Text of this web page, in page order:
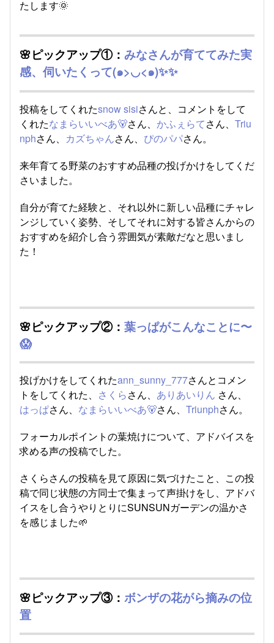
たします🌞
🌸ピックアップ①： みなさんが育ててみた実
感、伺いたくって(๑>◡<๑)✨✨
投稿をしてくれたsnow sisiさんと、コメントをして
くれたなまらいいべあ🐻さん、 かふぇらてさん、 Triu
nphさん、 カズちゃんさん、 ぴのパパさん。
来年育てる野菜のおすすめ品種の投げかけをしてくだ
さいました。
自分が育てた経験と、それ以外に新しい品種にチャレ
ンジしていく姿勢、そしてそれに対する皆さんからの
おすすめを紹介し合う雰囲気が素敵だなと思いまし
た！
🌸ピックアップ②： 葉っぱがこんなことに〜
😱
投げかけをしてくれたann_sunny_777さんとコメン
トをしてくれた、 さくらさん、 ありあいりん さん、
はっぱさん、 なまらいいべあ🐻さん、 Triunphさん。
フォーカルポイントの葉焼けについて、アドバイスを
求める声の投稿でした。
さくらさんの投稿を見て原因に気づけたこと、この投
稿で同じ状態の方同士で集まって声掛けをし、アドバ
イスをし合うやりとりにSUNSUNガーデンの温かさ
を感じました🌱
🌸ピックアップ③： ボンザの花がら摘みの位
置